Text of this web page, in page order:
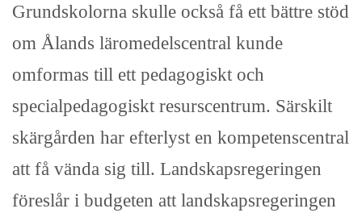
Grundskolorna skulle också få ett bättre stöd
om Ålands läromedelscentral kunde
omformas till ett pedagogiskt och
specialpedagogiskt resurscentrum. Särskilt
skärgården har efterlyst en kompetenscentral
att få vända sig till. Landskapsregeringen
föreslår i budgeten att landskapsregeringen